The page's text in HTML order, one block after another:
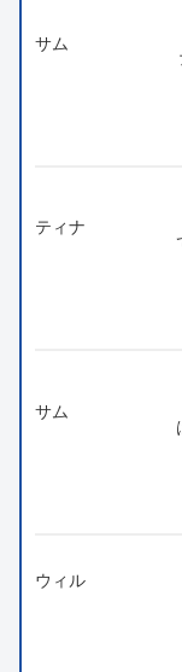
サム
ティナ
サム
ウィル